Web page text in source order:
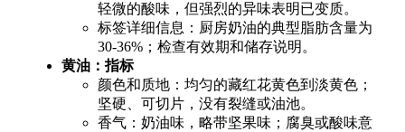
轻微的酸味，但强烈的异味表明已变质。
标签详细信息：厨房奶油的典型脂肪含量为
30-36%；检查有效期和储存说明。
黄油：指标
颜色和质地：均匀的藏红花黄色到淡黄色；
坚硬、可切片，没有裂缝或油池。
香气：奶油味，略带坚果味；腐臭或酸味意